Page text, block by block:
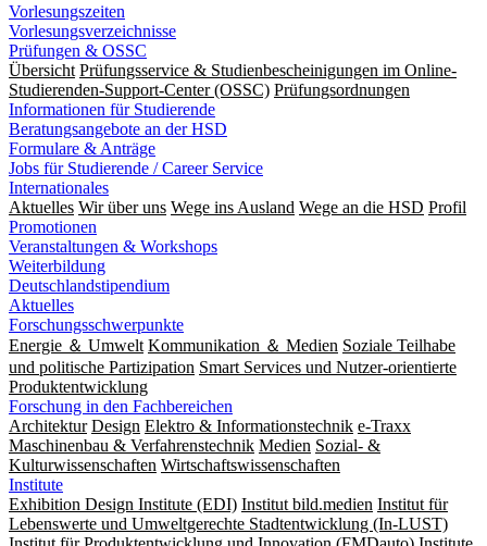
Vorlesungszeiten
Vorlesungsverzeichnisse
Prüfungen & OSSC
Übersicht Prüfungsservice & Studienbescheinigungen im Online-
Studierenden-Support-Center (OSSC) Prüfungsordnungen
Informationen für Studierende
Beratungsangebote an der HSD
Formulare & Anträge
Jobs für Studierende / Career Service
Internationales
Aktuelles Wir über uns Wege ins Ausland Wege an die HSD Profil
Promotionen
Veranstaltungen & Workshops
Weiterbildung
Deutschlandstipendium
Aktuelles
Forschungsschwerpunkte
Energie ＆ Umwelt Kommunikation ＆ Medien Soziale Teilhabe
und politische Partizipation Smart Services und Nutzer-orientierte
Produktentwicklung
Forschung in den Fachbereichen
Architektur Design Elektro & Informationstechnik e-Traxx
Maschinenbau & Verfahrenstechnik Medien Sozial- &
Kulturwissenschaften Wirtschaftswissenschaften
Institute
Exhibition Design Institute (EDI) Institut bild.medien Institut für
Lebenswerte und Umweltgerechte Stadtentwicklung (In-LUST)